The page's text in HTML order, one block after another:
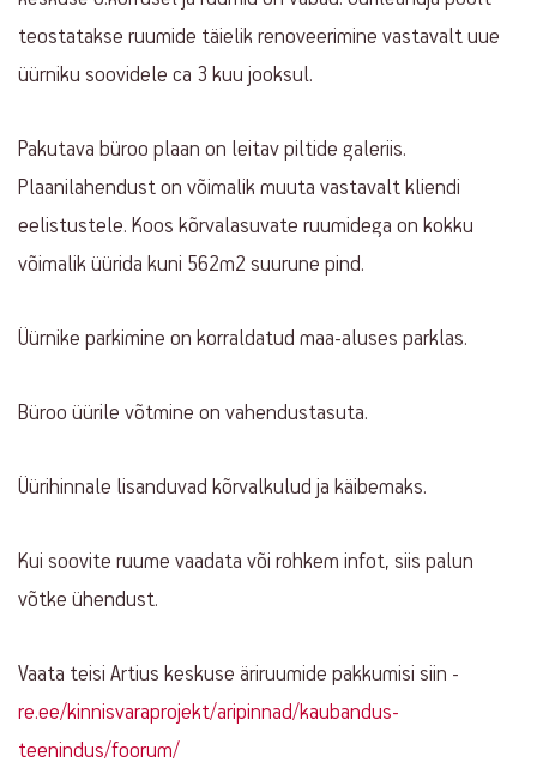
teostatakse ruumide täielik renoveerimine vastavalt uue
üürniku soovidele ca 3 kuu jooksul.
Pakutava büroo plaan on leitav piltide galeriis.
Plaanilahendust on võimalik muuta vastavalt kliendi
eelistustele. Koos kõrvalasuvate ruumidega on kokku
võimalik üürida kuni 562m2 suurune pind.
Üürnike parkimine on korraldatud maa-aluses parklas.
Büroo üürile võtmine on vahendustasuta.
Üürihinnale lisanduvad kõrvalkulud ja käibemaks.
Kui soovite ruume vaadata või rohkem infot, siis palun
võtke ühendust.
Vaata teisi Artius keskuse äriruumide pakkumisi siin -
re.ee/kinnisvaraprojekt/aripinnad/kaubandus-
teenindus/foorum/